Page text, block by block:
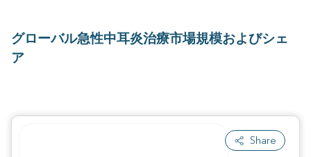
グローバル急性中耳炎治療市場規模およびシェ
ア
Share